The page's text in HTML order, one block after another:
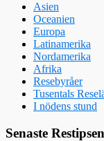
Asien
Oceanien
Europa
Latinamerika
Nordamerika
Afrika
Resebyråer
Tusentals
I nödens stund
Senaste Restipsen